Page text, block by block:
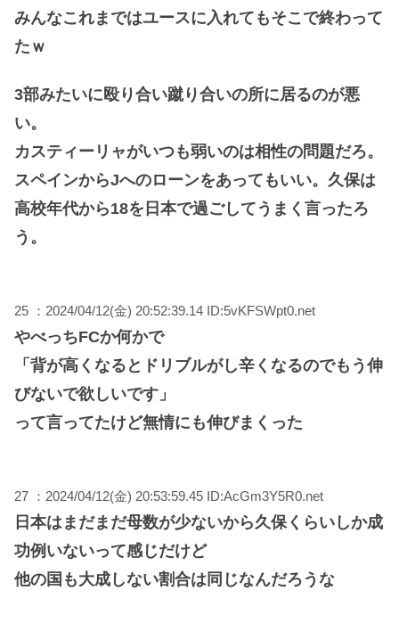
みんなこれまではユースに入れてもそこで終わって
たｗ
3部みたいに殴り合い蹴り合いの所に居るのが悪
い。
カスティーリャがいつも弱いのは相性の問題だろ。
スペインからJへのローンをあってもいい。久保は
高校年代から18を日本で過ごしてうまく言ったろ
う。
25 ：2024/04/12(金) 20:52:39.14 ID:5vKFSWpt0.net
やべっちFCか何かで
「背が高くなるとドリブルがし辛くなるのでもう伸
びないで欲しいです」
って言ってたけど無情にも伸びまくった
27 ：2024/04/12(金) 20:53:59.45 ID:AcGm3Y5R0.net
日本はまだまだ母数が少ないから久保くらいしか成
功例いないって感じだけど
他の国も大成しない割合は同じなんだろうな